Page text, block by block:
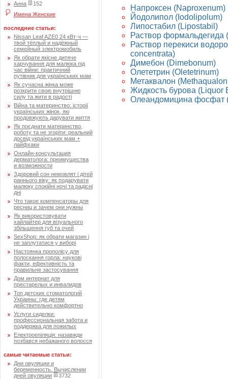
Анна
152
Имена Женские
последние статьи:
Nissan Leaf AZE0 24 кВт·ч —
твой тёплый и надёжный
семейный электромобиль
Як обрати якісне дитяче
харчування для малюка під
час війни: практичний
путівник для українських мам
Як сучасна жінка може
розкрити свою внутрішню
силу та жити в радості
Війна та материнство: історії
українських жінок, які
продовжують дарувати життя
Як поєднати материнство,
роботу та не згоріти: реальний
досвід українських мам +
лайфхаки
Онлайн-консультация
дерматолога: преимущества
и возможности
Здоровий сон немовлят і дітей
раннього віку: як подарувати
малюку спокійні ночі та радісні
дні
Что такое компенсаторы для
ресниц и зачем они нужны
Як використовувати
хайлайтер для візуального
збільшення губ та очей
SexShop: як обрати магазин і
не заплутатися у виборі
Настоянка прополісу для
полоскання горла: наукові
факти, ефективність та
правильне застосування
Дом интернат для
престарелых и инвалидов
Топ детских стоматологий
Украины: где детям
действительно комфортно
Услуги сиделки:
профессиональная забота и
поддержка для пожилых
Електроепіляція: назавжди
позбався небажаного волосся
самые читаемые статьи:
Дни овуляции и
беременность. Вычислении
дней овуляции
3732
Напроксен (Naproxenum)
Йодолипол (Iodolipolum)
Липостабил (Lipostabil)
Раствор формальдегида
Раствор перекиси
concentrata)
Димебон (Dimebonum)
Олететрин (Oletetrinum)
Метаквалон
Жидкость бурова (Liquor
Олеандомицина фосфат